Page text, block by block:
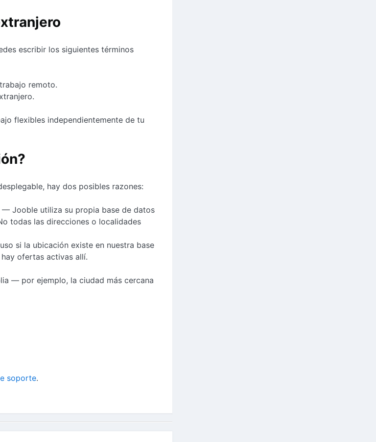
escribir los siguientes términos
remoto.
flexibles independientemente de tu
hay dos posibles razones:
— Jooble utiliza su propia base de datos
todas las direcciones o localidades
si la ubicación existe en nuestra base
ofertas activas allí.
— por ejemplo, la ciudad más cercana
soporte.